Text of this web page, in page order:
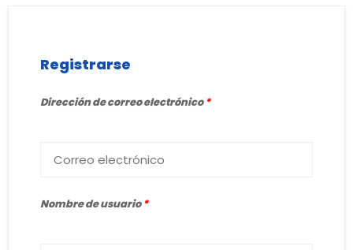
Registrarse
Dirección de correo electrónico*
Nombre de usuario*